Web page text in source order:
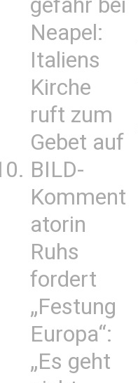
gefahr bei
Neapel:
Italiens
Kirche
ruft zum
Gebet auf
BILD-
Komment
atorin
Ruhs
fordert
„Festung
Europa“:
„Es geht